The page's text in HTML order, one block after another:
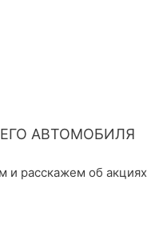
АВТОМОБИЛЯ
и расскажем об акциях